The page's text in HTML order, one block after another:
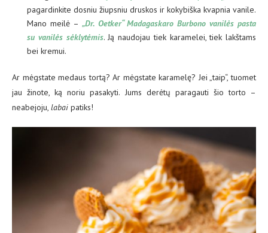
pagardinkite dosniu žiupsniu druskos ir kokybiška kvapnia vanile.
Mano meilė – „Dr. Oetker“ Madagaskaro Burbono vanilės pasta
su vanilės sėklytėmis. Ją naudojau tiek karamelei, tiek lakštams
bei kremui.
Ar mėgstate medaus tortą? Ar mėgstate karamelę? Jei „taip“, tuomet
jau žinote, ką noriu pasakyti. Jums derėtų paragauti šio torto –
neabejoju, labai patiks!